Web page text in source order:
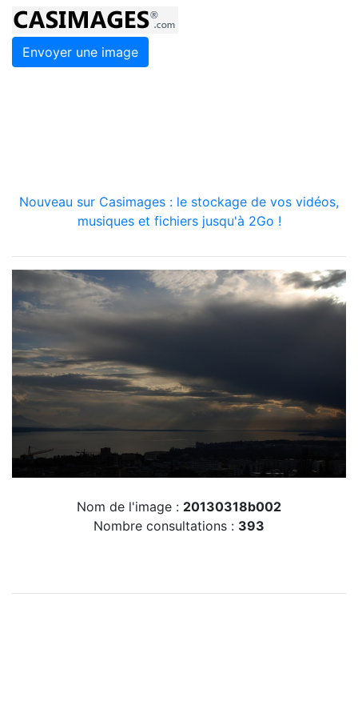
Envoyer une image
Nouveau sur Casimages : le stockage de vos vidéos,
musiques et fichiers jusqu'à 2Go !
Nom de l'image : 20130318b002
Nombre consultations : 393